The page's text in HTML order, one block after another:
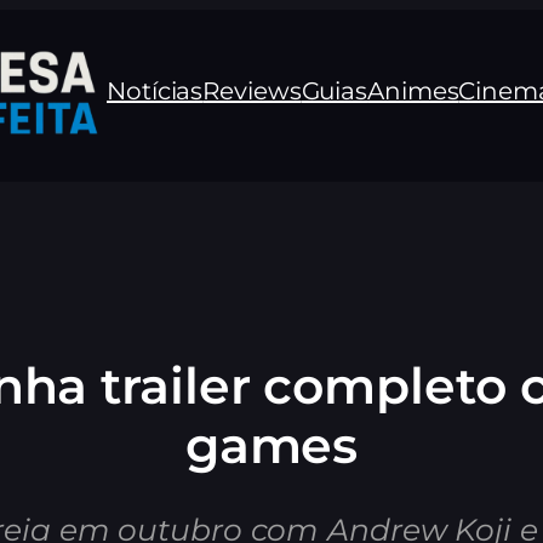
NotíciasReviewsGuiasAnimes
trailer completo
games
em outubro com Andrew Koji